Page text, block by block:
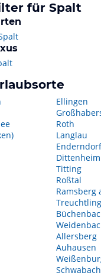
für Spalt
Ellingen
Roth
Langlau
Enderndorf
Dittenheim
Titting
Roßtal
Ramsberg
Allersberg
Auhausen
Schwabach